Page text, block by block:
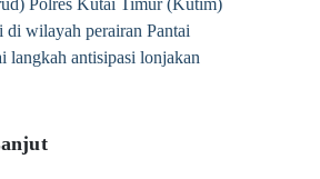
Polres Kutai Timur (Kutim)
di wilayah perairan Pantai
langkah antisipasi lonjakan